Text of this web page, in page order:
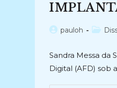
Autorpauloh
Sandra Messa da
Digital (AFD) sob